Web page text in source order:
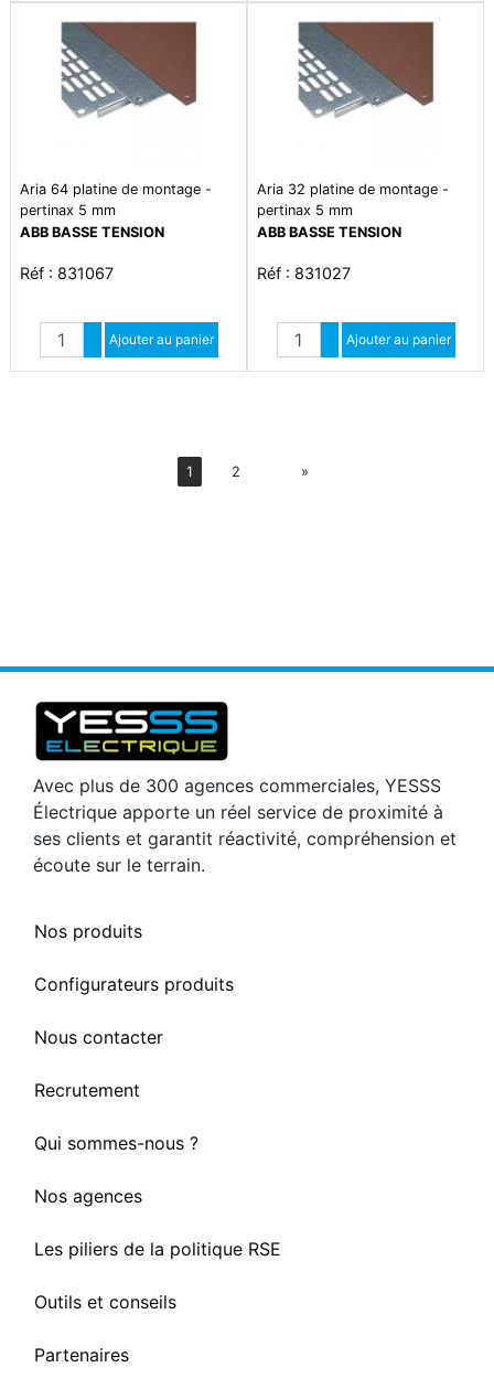
Aria 64 platine de montage -
pertinax 5 mm
ABB BASSE TENSION
Réf : 831067
Quantité
Augmenter quantité
Diminuer quantité
Ajouter au panier
Aria 32 platine de montage -
pertinax 5 mm
ABB BASSE TENSION
Réf : 831027
Quantité
Augmenter quantité
Diminuer quantité
Ajouter au panier
1 2 »Suiv
Avec plus de 300 agences commerciales, YESSS
Électrique apporte un réel service de proximité à
ses clients et garantit réactivité, compréhension et
écoute sur le terrain.
Nos produits
Configurateurs produits
Nous contacter
Recrutement
Qui sommes-nous ?
Nos agences
Les piliers de la politique RSE
Outils et conseils
Partenaires